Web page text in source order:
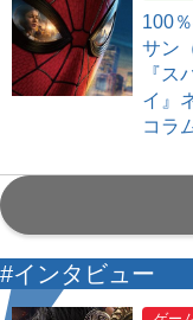
100
サン
『ス
イ』
コラ
#インタビュー